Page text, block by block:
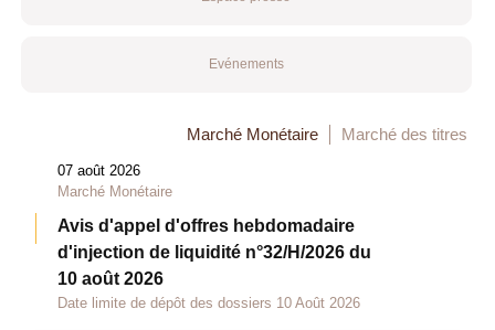
Evénements
Marché Monétaire Marché des titres
07 août 2026
Marché Monétaire
Avis d'appel d'offres hebdomadaire
d'injection de liquidité n°32/H/2026 du
10 août 2026
Date limite de dépôt des dossiers 10 Août 2026